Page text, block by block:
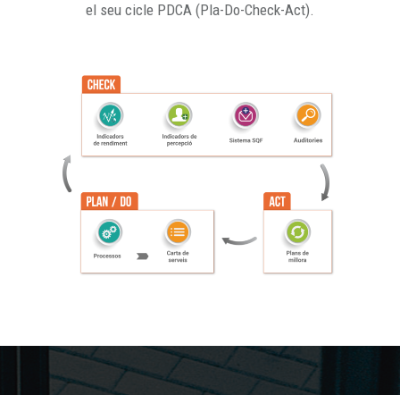
el seu cicle PDCA (Pla-Do-Check-Act).